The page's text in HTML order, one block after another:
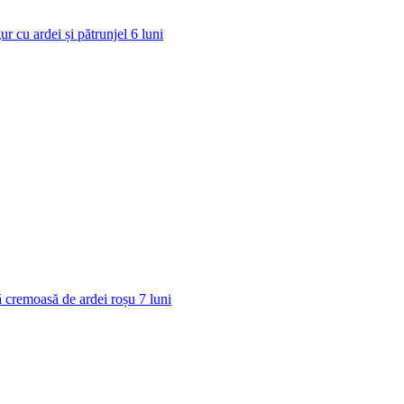
cu ardei și pătrunjel 6 luni
cremoasă de ardei roșu 7 luni